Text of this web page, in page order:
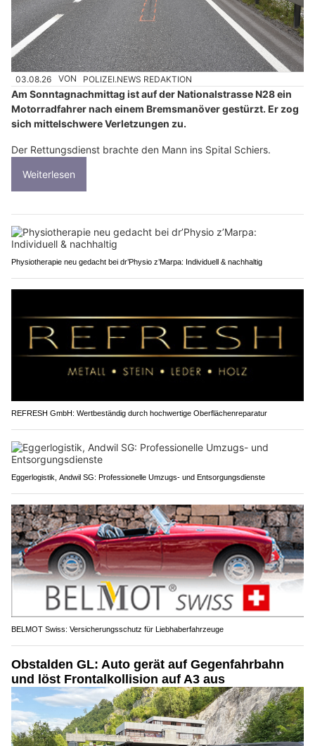
03.08.26 VON POLIZEI.NEWS REDAKTION
Am Sonntagnachmittag ist auf der Nationalstrasse N28 ein
Motorradfahrer nach einem Bremsmanöver gestürzt. Er zog
sich mittelschwere Verletzungen zu.
Der Rettungsdienst brachte den Mann ins Spital Schiers.
Weiterlesen
Physiotherapie neu gedacht bei dr’Physio z’Marpa: Individuell & nachhaltig
REFRESH GmbH: Wertbeständig durch hochwertige Oberflächenreparatur
Eggerlogistik, Andwil SG: Professionelle Umzugs- und Entsorgungsdienste
BELMOT Swiss: Versicherungsschutz für Liebhaberfahrzeuge
Obstalden GL: Auto gerät auf Gegenfahrbahn
und löst Frontalkollision auf A3 aus